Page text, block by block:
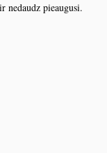
nedaudz pieaugusi.